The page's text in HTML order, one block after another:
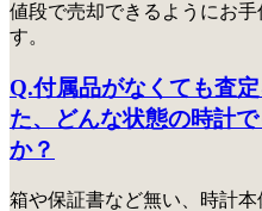
値段で売却できるようにお
す。
Q.付属品がなくても査
た、どんな状態の時計
か？
箱や保証書など無い、時計